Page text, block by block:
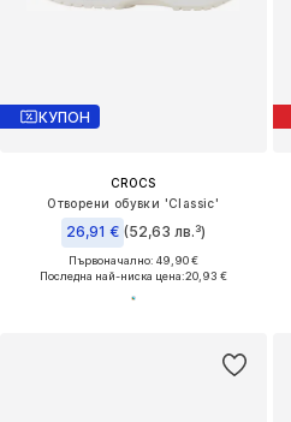
КУПОН
CROCS
Отворени обувки 'Classic'
26,91 € (52,63 лв.³)
Първоначално: 49,90 €
Последна най-ниска цена:20,93 €